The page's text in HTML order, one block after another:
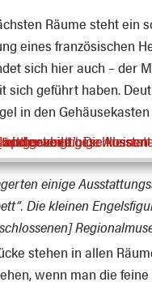
Räume steht ein
eines französischen
sich hier auch – der
sich geführt haben.
in den
einige
Die kleinen
stehen in allen
wenn man die